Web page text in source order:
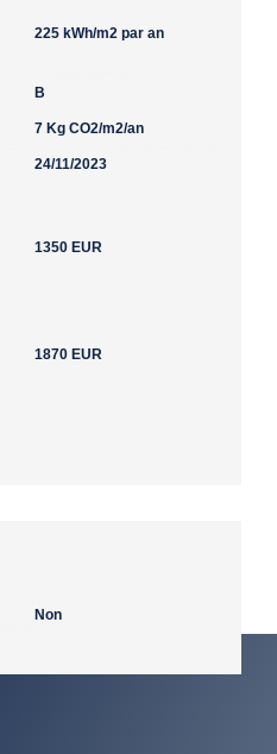
225 kWh/m2 par an
B
7 Kg CO2/m2/an
24/11/2023
1350 EUR
1870 EUR
Non